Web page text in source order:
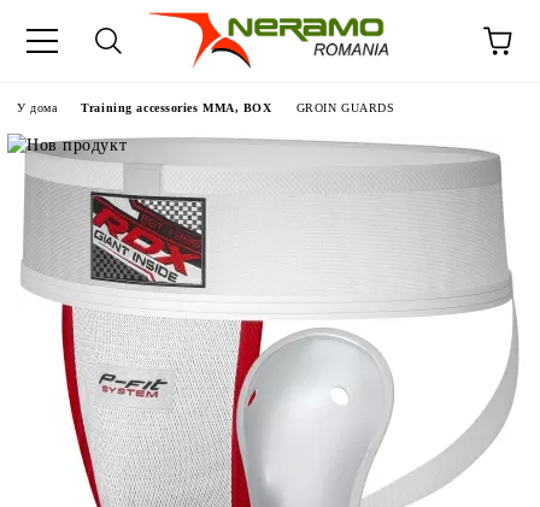
У дома Training accessories MMA, BOX GROIN GUARDS